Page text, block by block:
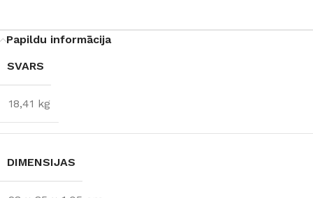
Papildu informācija
SVARS
18,41 kg
DIMENSIJAS